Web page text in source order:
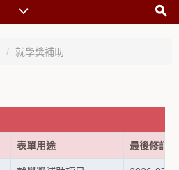
就學獎補助
表單用途 最後修訂